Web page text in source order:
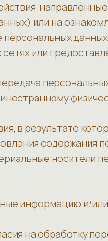
или на
или
в результате
содержания
носители
информацию и/
на обработку